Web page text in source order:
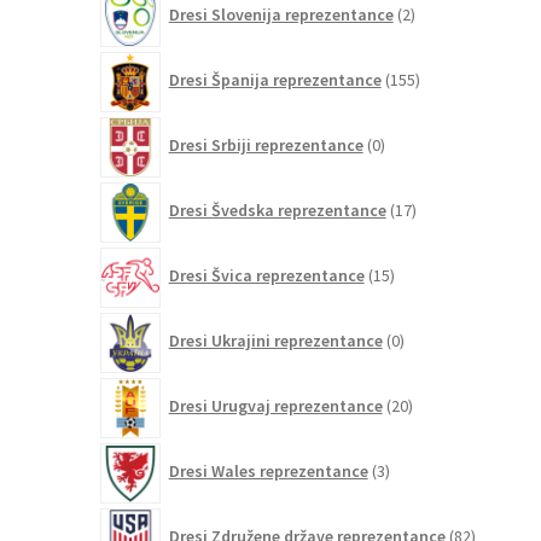
Dresi Slovenija reprezentance 2izdelka
Dresi Španija reprezentance 155izdelkov
Dresi Srbiji reprezentance 0izdelkov
Dresi Švedska reprezentance 17izdelkov
Dresi Švica reprezentance 15izdelkov
Dresi Ukrajini reprezentance 0izdelkov
Dresi Urugvaj reprezentance 20izdelkov
Dresi Wales reprezentance 3izdelki
Dresi Združene države reprezentance 82